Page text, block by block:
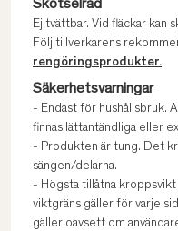
Skötselråd
Ej tvättbar. Vid fläckar kan
Följ tillverkarens
rengöringsprodukter.
Säkerhetsvarningar
- Endast för hushållsbruk.
finnas lättantändliga eller
- Produkten är tung. Det
sängen/delarna.
- Högsta tillåtna
viktgräns gäller för varje
gäller oavsett om